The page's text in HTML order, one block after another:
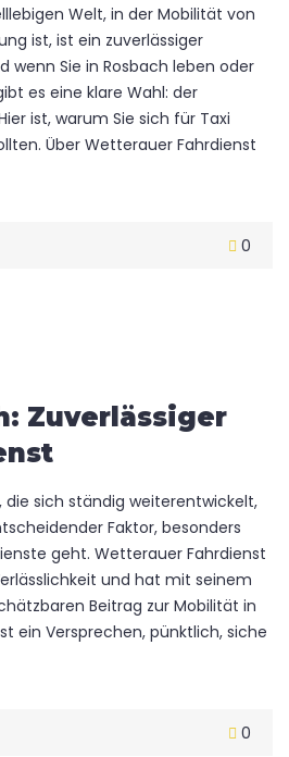
Welt, in der Mobilität von
ist, ist ein zuverlässiger
wenn Sie in Rosbach leben oder
es eine klare Wahl: der
ist, warum Sie sich für Taxi
Über Wetterauer Fahrdienst
0
Zuverlässiger
die sich ständig weiterentwickelt,
Faktor, besonders
geht. Wetterauer Fahrdienst
und hat mit seinem
Beitrag zur Mobilität in
ein Versprechen, pünktlich, siche
0